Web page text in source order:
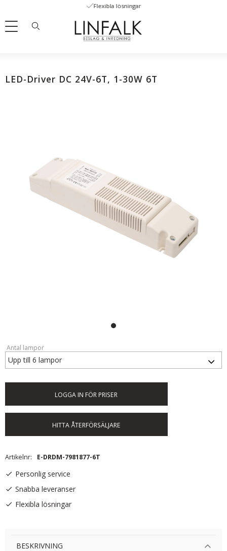
Meny
Flexibla lösningar
LED-Driver DC 24V-6T, 1-30W 6T
Antal lampor
LOGGA IN FÖR PRISER
HITTA ÅTERFÖRSÄLJARE
Artikelnr E-DRDM-7981877-6T
Personlig service
Snabba leveranser
Flexibla lösningar
BESKRIVNING